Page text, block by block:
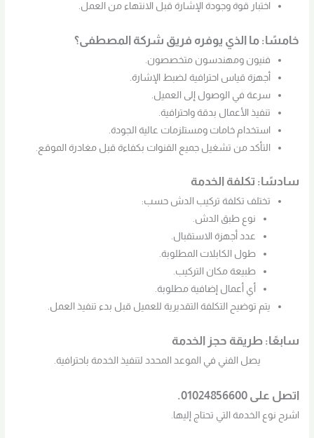
اختبار قوة وجودة الإشارة قبل الانتهاء من العمل.
خامسًا: ما الذي يوفره فريق شركة المصطفى؟
فنيون ومهندسون متخصصون.
أجهزة قياس احترافية لضبط الإشارة.
سرعة في الوصول إلى العميل.
تنفيذ الأعمال بدقة واحترافية.
استخدام خامات ومستلزمات عالية الجودة.
التأكد من تشغيل جميع القنوات بكفاءة قبل مغادرة الموقع.
سادسًا: تكلفة الخدمة
تختلف تكلفة تركيب الدش حسب:
نوع طبق الدش.
عدد أجهزة الاستقبال.
طول الكابلات المطلوبة.
طبيعة مكان التركيب.
أي أعمال إضافية مطلوبة.
يتم توضيح التكلفة التقديرية للعميل قبل بدء تنفيذ العمل.
سابعًا: طريقة حجز الخدمة
يصل الفني في الموعد المحدد لتنفيذ الخدمة باحترافية.
اتصل على01024856600
.
اشرح نوع الخدمة التي تحتاج إليها.